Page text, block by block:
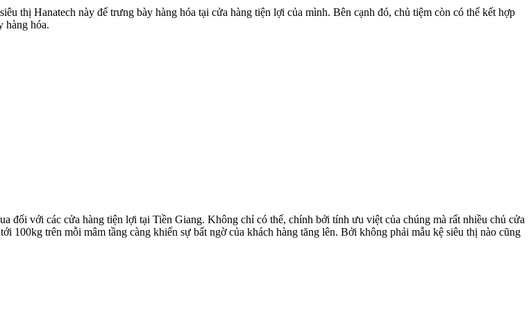
thị Hanatech này để trưng bày hàng hóa tại cửa hàng tiện lợi của mình. Bên cạnh đó, chủ tiệm còn có thể kết hợp
hàng hóa.
đối với các cửa hàng tiện lợi tại Tiền Giang. Không chỉ có thế, chính bởi tính ưu việt của chúng mà rất nhiều chủ cửa
100kg trên mỗi mâm tầng càng khiến sự bất ngờ của khách hàng tăng lên. Bởi không phải mẫu kệ siêu thị nào cũng